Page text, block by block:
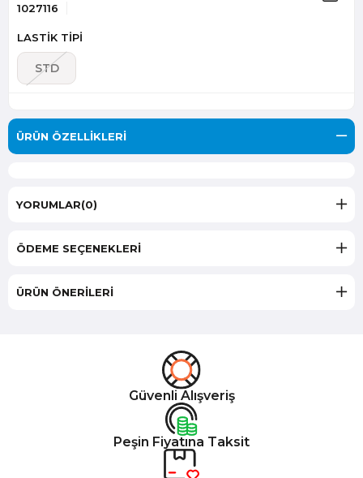
1027116
LASTİK TİPİ
STD
ÜRÜN ÖZELLIKLERI
YORUMLAR(0)
ÖDEME SEÇENEKLERI
ÜRÜN ÖNERILERI
Güvenli Alışveriş
Peşin Fiyatına Taksit